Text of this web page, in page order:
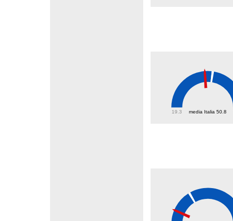
media Italia 50.8
19.3